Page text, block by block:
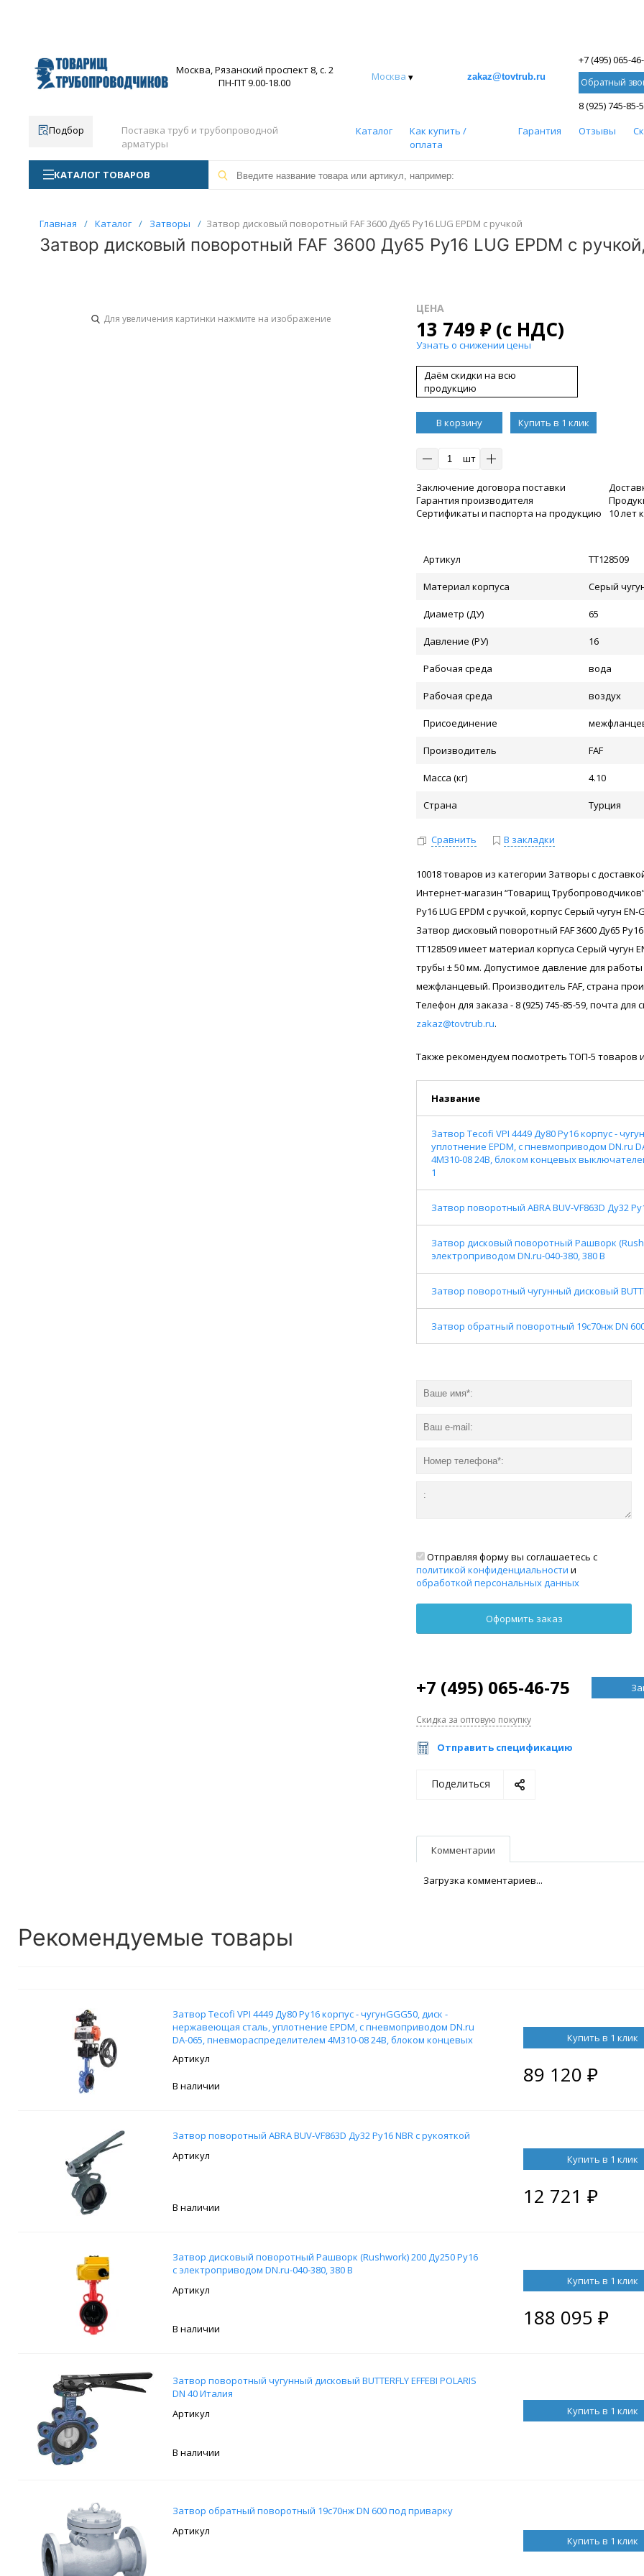
Москва, Рязанский проспект 8, с. 2
ПН-ПТ 9.00-18.00
Москва ▾ zakaz@tovtrub.ru
+7 (495) 065-
Обратный
8 (925) 745-85-
Подбор
Поставка труб и трубопроводной
арматуры
Каталог
Как купить /
оплата
Гарантия Отзывы
КАТАЛОГ ТОВАРОВ
Главная / Каталог / Затворы / Затвор дисковый поворотный FAF 3600 Ду65 Ру16 LUG EPDM с ручкой
Затвор дисковый поворотный FAF 3600 Ду65 Ру16 LUG EPDM с
Для увеличения картинки нажмите на изображение
ЦЕНА
13 749₽(с НДС)
Узнать о снижении цены
Даём скидки на всю
продукцию
В корзину Купить в 1 клик
шт
Заключение договора поставки
Гарантия производителя
Сертификаты и паспорта на продукцию
10 лет
Артикул ТТ128509
Материал корпуса Серый
Диаметр (ДУ) 65
Давление (РУ) 16
Рабочая среда вода
Рабочая среда воздух
Присоединение
Производитель FAF
Масса (кг) 4.10
Страна Турция
Сравнить В закладки
10018 товаров из категории Затворы с
Интернет-магазин “Товарищ
Ру16 LUG EPDM с ручкой, корпус Серый чугун
Затвор дисковый поворотный FAF 3600 Ду65 Ру16
ТТ128509 имеет материал корпуса Серый чугун
трубы ± 50 мм. Допустимое давление для
межфланцевый. Производитель FAF, страна
Телефон для заказа - 8 (925) 745-85-59, почта
zakaz@tovtrub.ru.
Также рекомендуем посмотреть ТОП-5 товаров
Название
Затвор Tecofi VPI 4449 Ду80 Ру16 корпус -
уплотнение EPDM, с пневмоприводом DN.ru
4M310-08 24В, блоком концевых
1
Затвор поворотный ABRA BUV-VF863D Ду32
Затвор дисковый поворотный Рашворк
электроприводом DN.ru-040-380, 380 В
Затвор поворотный чугунный дисковый
Затвор обратный поворотный 19с70нж DN
Отправляя форму вы соглашаетесь с
политикой конфиденциальности и
обработкой персональных данных
+7 (495) 065-46-75
Скидка за оптовую покупку
Отправить спецификацию
Поделиться
Комментарии
Загрузка комментариев...
Рекомендуемые товары
Затвор Tecofi VPI 4449 Ду80 Ру16 корпус - чугунGGG50, диск -
нержавеющая сталь, уплотнение EPDM, с пневмоприводом DN.ru
DA-065, пневмораспределителем 4M310-08 24В, блоком концевых
В наличии
Купить в 1 клик
89 120₽
Затвор поворотный ABRA BUV-VF863D Ду32 Ру16 NBR с рукояткой
В наличии
Купить в 1 клик
12 721₽
Затвор дисковый поворотный Рашворк (Rushwork) 200 Ду250 Ру16
с электроприводом DN.ru-040-380, 380 В
В наличии
Купить в 1 клик
188 095₽
Затвор поворотный чугунный дисковый BUTTERFLY EFFEBI POLARIS
DN 40 Италия
В наличии
Купить в 1 клик
Затвор обратный поворотный 19с70нж DN 600 под приварку
Купить в 1 клик